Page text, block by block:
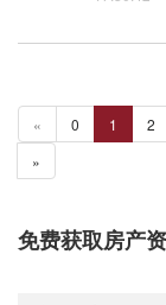
« 0 1 2
»
免费获取房产